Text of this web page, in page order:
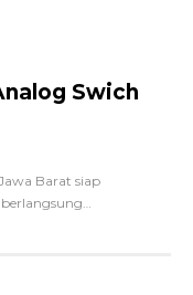
Swich
Barat siap
…